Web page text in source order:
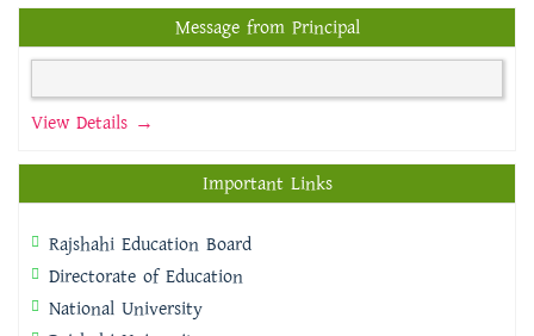
Message from Principal
View Details →
Important Links
Rajshahi Education Board
Directorate of Education
National University